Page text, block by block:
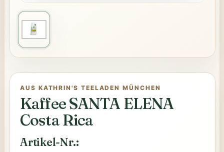
AUS KATHRIN'S TEELADEN MÜNCHEN
Kaffee SANTA ELENA
Costa Rica
Artikel-Nr.: